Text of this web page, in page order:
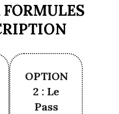
OPTION
2 : Le
Pass